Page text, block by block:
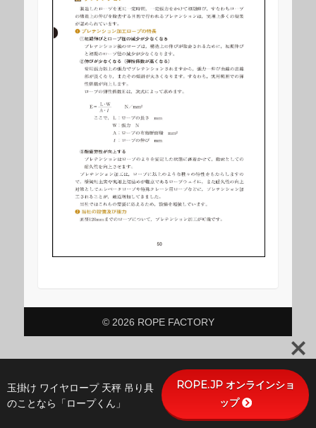
ト 中
村工
業株
式会
© 2026 ROPE FACTORY
玉掛け ワイヤロープ 天秤 吊り具
のことなら「ロープくん」
ROPE.JP オンラインショ
ップ